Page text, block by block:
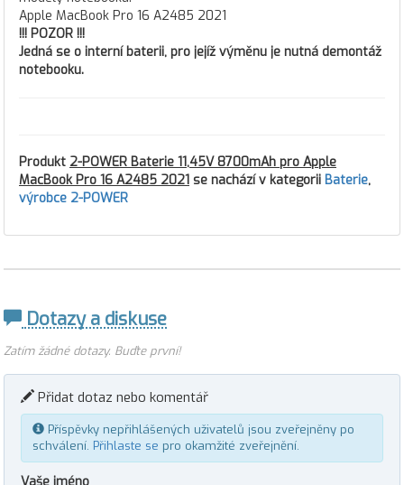
Apple MacBook Pro 16 A2485 2021
!!! POZOR !!!
Jedná se o interní baterii, pro jejíž výměnu je nutná demontáž
notebooku.
Produkt 2-POWER Baterie 11,45V 8700mAh pro Apple
MacBook Pro 16 A2485 2021 se nachází v kategorii Baterie,
výrobce 2-POWER
Dotazy a diskuse
Zatím žádné dotazy. Buďte první!
Přidat dotaz nebo komentář
Příspěvky nepřihlášených uživatelů jsou zveřejněny po
schválení. Přihlaste se pro okamžité zveřejnění.